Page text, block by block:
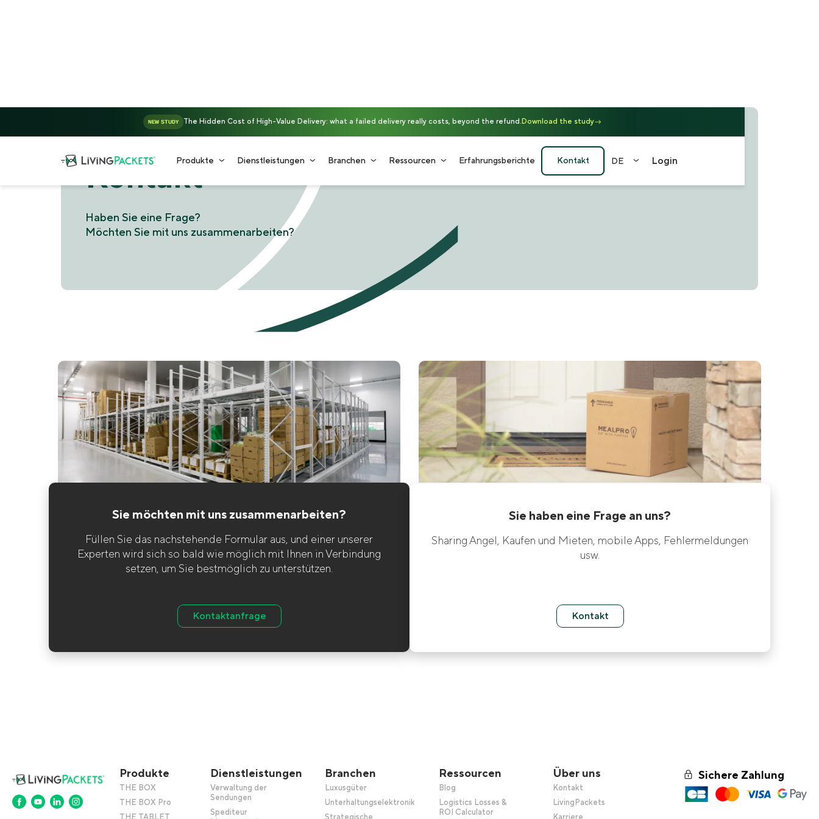
NEW STUDY The Hidden Cost of High-Value Delivery: what a failed delivery really costs, beyond the refund.Download the study
Produkte Dienstleistungen Branchen Ressourcen Erfahrungsberichte Kontakt DE Login
Kontakt
Haben Sie eine Frage?
Möchten Sie mit uns zusammenarbeiten?
Sie möchten mit uns zusammenarbeiten?
Füllen Sie das nachstehende Formular aus, und einer unserer
Experten wird sich so bald wie möglich mit Ihnen in Verbindung
setzen, um Sie bestmöglich zu unterstützen.
Kontaktanfrage
Sie haben eine Frage an uns?
Sharing Angel, Kaufen und Mieten, mobile Apps, Fehlermeldungen
usw.
Kontakt
Produkte
THE BOX
THE BOX Pro
Dienstleistungen
Verwaltung der
Sendungen
Spediteur
Branchen
Luxusgüter
Unterhaltungselektronik
Ressourcen
Blog
Logistics Losses &
ROI Calculator
Über uns
Kontakt
LivingPackets
Sichere Zahlung